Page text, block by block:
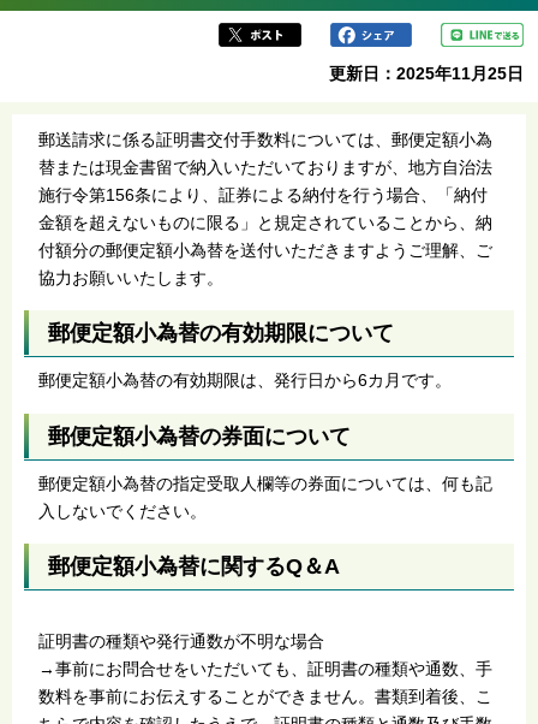
ら
更新日：2025年11月25日
郵送請求に係る証明書交付手数料については、郵便定額小為
替または現金書留で納入いただいておりますが、地方自治法
施行令第156条により、証券による納付を行う場合、「納付
金額を超えないものに限る」と規定されていることから、納
付額分の郵便定額小為替を送付いただきますようご理解、ご
協力お願いいたします。
郵便定額小為替の有効期限について
郵便定額小為替の有効期限は、発行日から6カ月です。
郵便定額小為替の券面について
郵便定額小為替の指定受取人欄等の券面については、何も記
入しないでください。
郵便定額小為替に関するQ＆A
証明書の種類や発行通数が不明な場合
→事前にお問合せをいただいても、証明書の種類や通数、手
数料を事前にお伝えすることができません。書類到着後、こ